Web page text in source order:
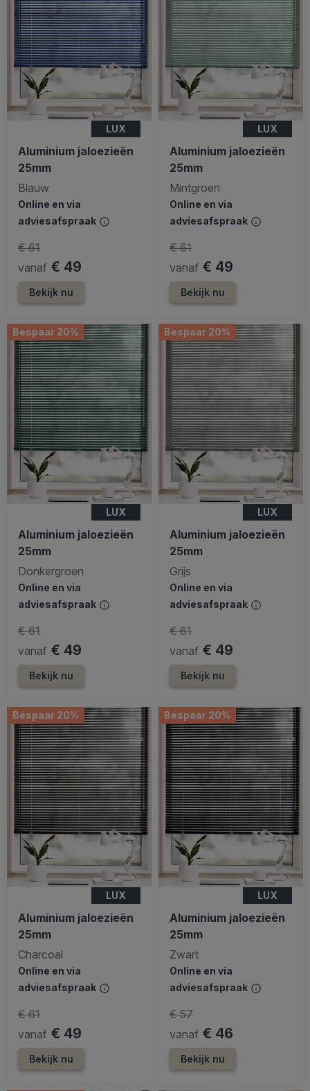
LUX
Aluminium jaloezieën
25mm
Blauw
Online en via
adviesafspraak
vanaf € 49
€ 61
Bekijk nu
LUX
Aluminium jaloezieën
25mm
Mintgroen
Online en via
adviesafspraak
vanaf € 49
€ 61
Bekijk nu
Bespaar 20%
LUX
Aluminium jaloezieën
25mm
Donkergroen
Online en via
adviesafspraak
vanaf € 49
€ 61
Bekijk nu
Bespaar 20%
LUX
Aluminium jaloezieën
25mm
Grijs
Online en via
adviesafspraak
vanaf € 49
€ 61
Bekijk nu
Bespaar 20%
LUX
Aluminium jaloezieën
25mm
Charcoal
Online en via
adviesafspraak
vanaf € 49
€ 61
Bekijk nu
Bespaar 20%
LUX
Aluminium jaloezieën
25mm
Zwart
Online en via
adviesafspraak
vanaf € 46
€ 57
Bekijk nu